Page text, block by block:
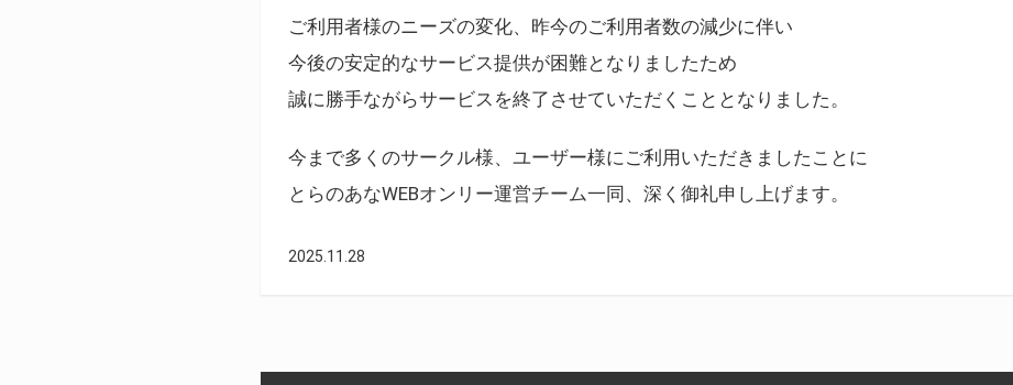
ご利用者様のニーズの変化、昨今のご利用者数の減少に伴い
今後の安定的なサービス提供が困難となりましたため
誠に勝手ながらサービスを終了させていただくこととなりました。
今まで多くのサークル様、ユーザー様にご利用いただきましたことに
とらのあなWEBオンリー運営チーム一同、深く御礼申し上げます。
2025.11.28